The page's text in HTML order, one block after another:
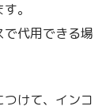
。
代用できる場
けて、インコ